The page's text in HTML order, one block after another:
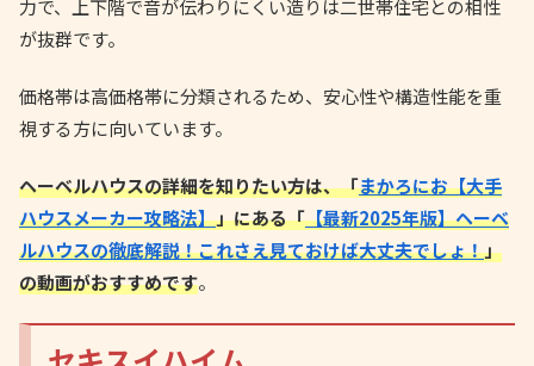
力で、上下階で音が伝わりにくい造りは二世帯住宅との相性
が抜群です。
価格帯は高価格帯に分類されるため、安心性や構造性能を重
視する方に向いています。
ヘーベルハウスの詳細を知りたい方は、「まかろにお【大手
ハウスメーカー攻略法】」にある「【最新2025年版】ヘーベ
ルハウスの徹底解説！これさえ見ておけば大丈夫でしょ！」
の動画がおすすめです。